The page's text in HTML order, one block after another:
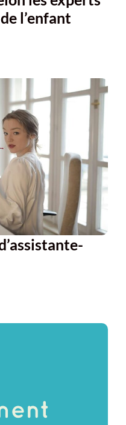
l’enfant